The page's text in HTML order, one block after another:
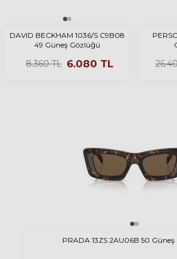
DAVID BECKHAM 1036/S C9B08
49 Güneş Gözlüğü
8.360TL 6.080 TL
PRADA 13ZS 2AU06B 50